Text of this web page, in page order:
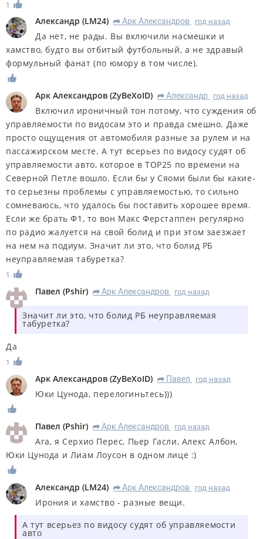
1
Александр (LM24) R Арк Александров год назад
Да нет, не рады. Вы включили насмешки и
хамство, будто вы отбитый футбольный, а не здравый
формульный фанат (по юмору в том числе).
Арк Александров (ZyBeXoID) R Александр год назад
Включил ироничный тон потому, что суждения об
управляемости по видосам это и правда смешно. Даже
просто ощущения от автомобиля разные за рулем и на
пассажирском месте. А тут всерьез по видосу судят об
управляемости авто, которое в TOP25 по времени на
Северной Петле вошло. Если бы у Сяоми были бы какие-
то серьезны проблемы с управляемостью, то сильно
сомневаюсь, что удалось бы поставить хорошее время.
Если же брать Ф1, то вон Макс Ферстаппен регулярно
по радио жалуется на свой болид и при этом заезжает
на нем на подиум. Значит ли это, что болид РБ
неуправляемая табуретка?
1
Павел (Pshir) R Арк Александров год назад
Значит ли это, что болид РБ неуправляемая
табуретка?
Да
1
Арк Александров (ZyBeXoID) R Павел год назад
Юки Цунода, перелогиньтесь)))
Павел (Pshir) R Арк Александров год назад
Ага, я Серхио Перес, Пьер Гасли, Алекс Албон,
Юки Цунода и Лиам Лоусон в одном лице :)
Александр (LM24) R Арк Александров год назад
Ирония и хамство - разные вещи.
А тут всерьез по видосу судят об управляемости
авто